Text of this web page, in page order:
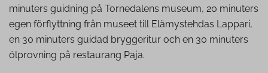
minuters guidning på Tornedalens museum, 20 minuters
egen förflyttning från museet till Elämystehdas Lappari,
en 30 minuters guidad bryggeritur och en 30 minuters
ölprovning på restaurang Paja.